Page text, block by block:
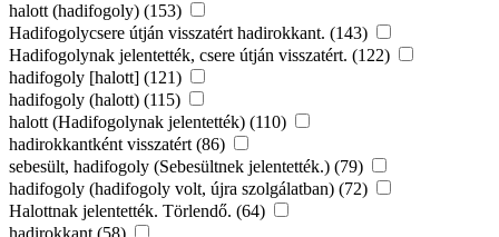
halott (hadifogoly) (153)
Hadifogolycsere útján visszatért hadirokkant. (143)
Hadifogolynak jelentették, csere útján visszatért. (122)
hadifogoly [halott] (121)
hadifogoly (halott) (115)
halott (Hadifogolynak jelentették) (110)
hadirokkantként visszatért (86)
sebesült, hadifogoly (Sebesültnek jelentették.) (79)
hadifogoly (hadifogoly volt, újra szolgálatban) (72)
Halottnak jelentették. Törlendő. (64)
hadirokkant (58)